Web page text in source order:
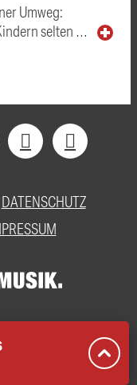
Umweg:
selten …
DATENSCHUTZ